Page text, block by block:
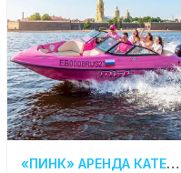
«ПИНК» АРЕНДА КАТЕРА В СПБ